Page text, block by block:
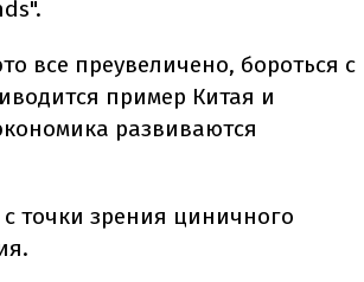
все преувеличено, бороться с
пример Китая и
развиваются
точки зрения циничного